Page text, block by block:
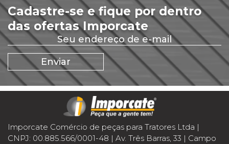
Cadastre-se e fique por dentro
das ofertas Imporcate
Imporcate Comércio de peças para Tratores Ltda |
CNPJ: 00.885.566/0001-48 | Av. Três Barras, 33 | Campo